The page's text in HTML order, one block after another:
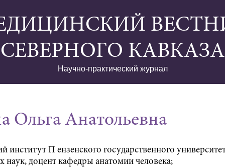
СЕВЕРНОГО КАВКАЗА
Научно-практический журнал
Ольга Анатольевна
институт П ензенского государственного
наук, доцент кафедры анатомии человека;